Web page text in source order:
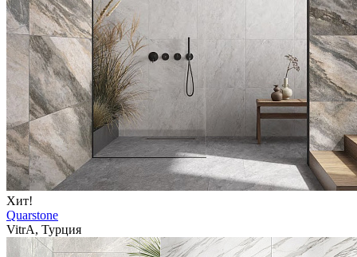
Хит!
Quarstone
VitrA, Турция